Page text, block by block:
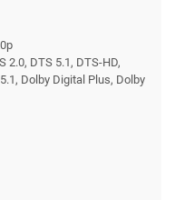
2.0, DTS 5.1, DTS-HD,
Dolby Digital Plus, Dolby